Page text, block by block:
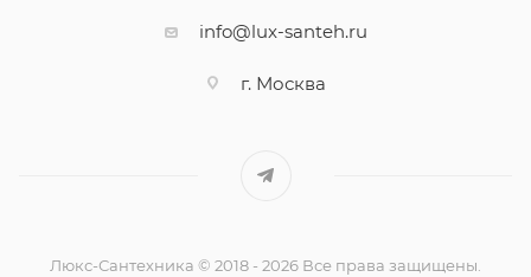
info@lux-santeh.ru
г. Москва
Люкс-Сантехника © 2018 - 2026 Все права защищены.